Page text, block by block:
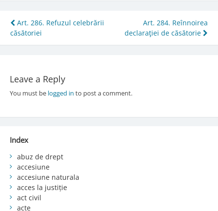
Post
navigation
Art. 286. Refuzul celebrării
căsătoriei
Art. 284. Reînnoirea
declaraţiei de căsătorie
Leave a Reply
You must be logged in to post a comment.
Index
abuz de drept
accesiune
accesiune naturala
acces la justiție
act civil
acte